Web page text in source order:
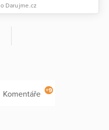
Darujme.cz
Komentáře +9